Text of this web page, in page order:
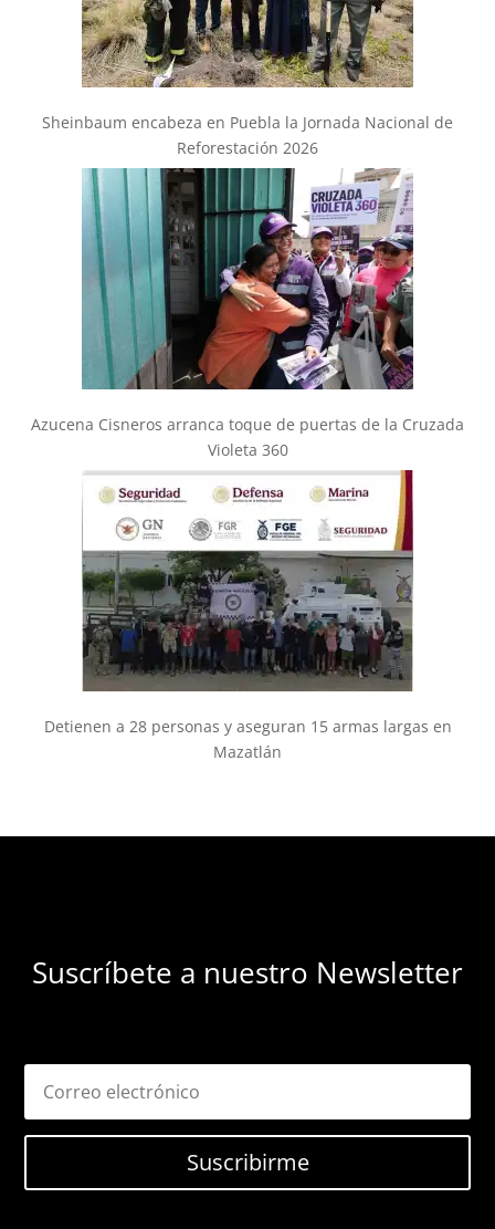
Sheinbaum encabeza en Puebla la Jornada Nacional de
Reforestación 2026
Azucena Cisneros arranca toque de puertas de la Cruzada
Violeta 360
Detienen a 28 personas y aseguran 15 armas largas en
Mazatlán
Suscríbete a nuestro Newsletter
Suscribirme